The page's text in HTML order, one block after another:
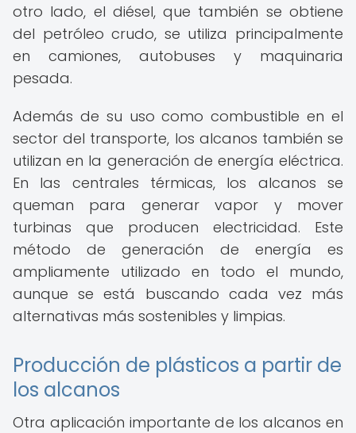
otro lado, el diésel, que también se obtiene
del petróleo crudo, se utiliza principalmente
en camiones, autobuses y maquinaria
pesada.
Además de su uso como combustible en el
sector del transporte, los alcanos también se
utilizan en la generación de energía eléctrica.
En las centrales térmicas, los alcanos se
queman para generar vapor y mover
turbinas que producen electricidad. Este
método de generación de energía es
ampliamente utilizado en todo el mundo,
aunque se está buscando cada vez más
alternativas más sostenibles y limpias.
Producción de plásticos a partir de
los alcanos
Otra aplicación importante de los alcanos en